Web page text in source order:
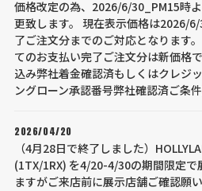
価格改定の為、2026/6/30_PM15時
更致します。 現在表示価格は2026/
了ご注文分までのご対応となりま
てのお支払い完了ご注文分は新価格
込み弊社着金確認済もしくはクレジ
ングローン承認番号弊社確認済ご条
2026/04/20
（4月28日で終了しました）
(1TX/1RX) を4/20-4/30の期間限定で
ますがご来店前に展示店舗ご確認願い